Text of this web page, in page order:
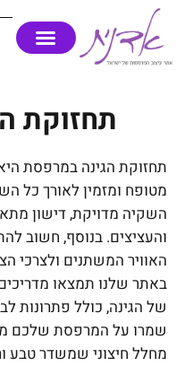
תחזוקת
תחזוקת הגינה במרפסת
מטופח ומזמין לאורך כל
השקיה מדויקת, דישון
והעציצים. בנוסף, חשוב
האוויר המשתנים ולצרכי
באתר שלנו תמצאו
של הגינה, כולל פתרונות
שמרו על המרפסת שלכם
מחלל חיצוני שמשדר טבע